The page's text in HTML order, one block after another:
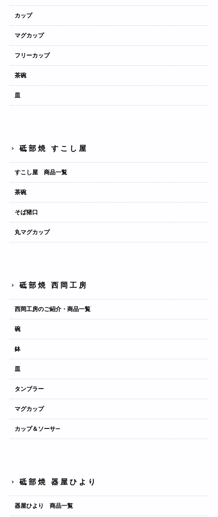
カップ
マグカップ
フリーカップ
茶碗
皿
砥部焼 すこし屋
すこし屋 商品一覧
茶碗
そば猪口
丸マグカップ
砥部焼 西岡工房
西岡工房のご紹介・商品一覧
碗
鉢
皿
タンブラー
マグカップ
カップ＆ソーサ―
砥部焼 器屋ひより
器屋ひより 商品一覧